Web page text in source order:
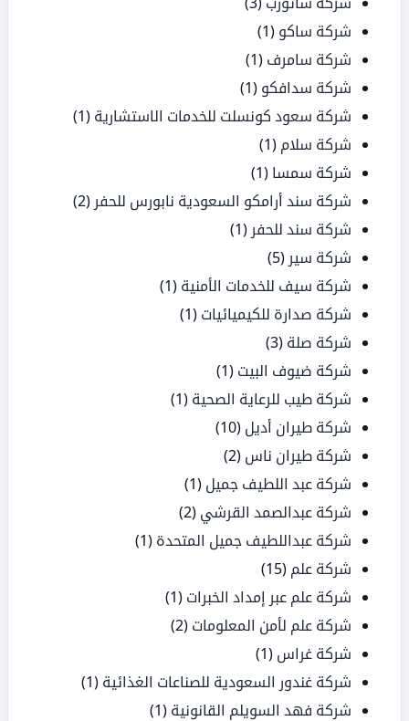
شركة ساكو (1)
شركة سامرف (1)
شركة سدافكو (1)
شركة سعود كونسلت للخدمات الاستشارية (1)
شركة سلام (1)
شركة سمسا (1)
شركة سند أرامكو السعودية نابورس للحفر (2)
شركة سند للحفر (1)
شركة سير (5)
شركة سيف للخدمات الأمنية (1)
شركة صدارة للكيميائيات (1)
شركة صلة (3)
شركة ضيوف البيت (1)
شركة طيب للرعاية الصحية (1)
شركة طيران أديل (10)
شركة طيران ناس (2)
شركة عبد اللطيف جميل (1)
شركة عبدالصمد القرشي (2)
شركة عبداللطيف جميل المتحدة (1)
شركة علم (15)
شركة علم عبر إمداد الخبرات (1)
شركة علم لأمن المعلومات (2)
شركة غراس (1)
شركة غندور السعودية للصناعات الغذائية (1)
شركة فهد السويلم القانونية (1)